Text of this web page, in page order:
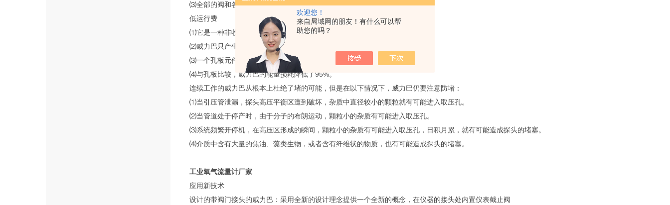
欢迎您！
来自局域网的朋友！有什么可以帮
助您的吗？
⑶全部的阀和各种仪器的接口只需进行简单的装配，需要非常低的装配费用。
低运行费
⑴它是一种非收缩节流的设计，作为一种插入式流量探头
⑵威力巴只产生非常低的压力损耗，典型的少于0.7KPa。
⑶一个孔板元件所产生的压力损耗超过14KPa。
⑷与孔板比较，威力巴的能量损耗降低了95%。
连续工作的威力巴从根本上杜绝了堵的可能，但是在以下情况下，威力巴仍要注意防堵：
⑴当引压管泄漏，探头高压平衡区遭到破坏，杂质中直径较小的颗粒就有可能进入取压孔。
⑵当管道处于停产时，由于分子的布朗运动，颗粒小的杂质有可能进入取压孔。
⑶系统频繁开停机，在高压区形成的瞬间，颗粒小的杂质有可能进入取压孔，日积月累，就有可能造成探头的堵塞。
⑷介质中含有大量的焦油、藻类生物，或者含有纤维状的物质，也有可能造成探头的堵塞。
工业氧气流量计厂家
应用新技术
设计的带阀门接头的威力巴：采用全新的设计理念提供一个全新的概念，在仪器的接头处内置仪表截止阀